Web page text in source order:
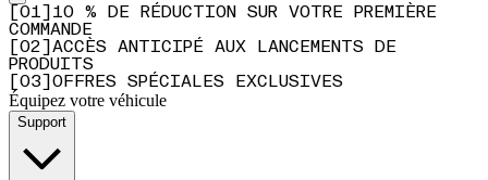
[01] 10 % DE RÉDUCTION SUR VOTRE PREMIÈRE
COMMANDE
[02] ACCÈS ANTICIPÉ AUX LANCEMENTS DE
PRODUITS
[03] OFFRES SPÉCIALES EXCLUSIVES
Équipez votre véhicule
Support